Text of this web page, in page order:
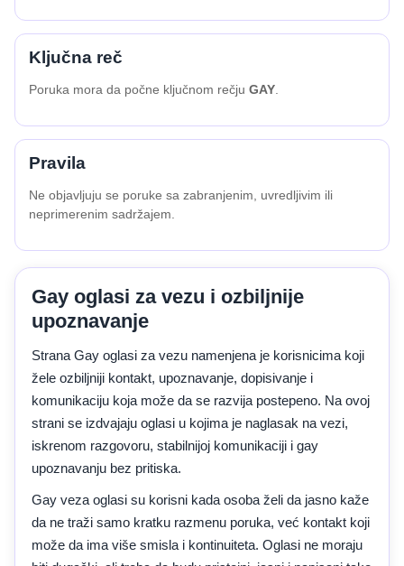
Ključna reč
Poruka mora da počne ključnom rečju GAY
Pravila
Ne objavljuju se poruke sa zabranjenim, uvredljivim ili
neprimerenim sadržajem.
Gay oglasi za vezu i ozbiljnije
upoznavanje
Strana Gay oglasi za vezu namenjena je korisnicima koji
žele ozbiljniji kontakt, upoznavanje, dopisivanje i
komunikaciju koja može da se razvija postepeno. Na ovoj
strani se izdvajaju oglasi u kojima je naglasak na vezi,
iskrenom razgovoru, stabilnijoj komunikaciji i gay
upoznavanju bez pritiska.
Gay veza oglasi su korisni kada osoba želi da jasno kaže
da ne traži samo kratku razmenu poruka, već kontakt koji
može da ima više smisla i kontinuiteta. Oglasi ne moraju